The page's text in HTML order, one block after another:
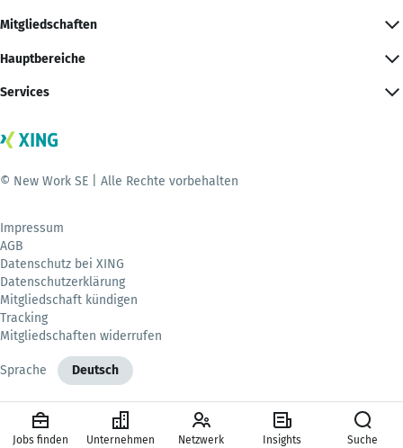
Mitgliedschaften
Hauptbereiche
Services
© New Work SE | Alle Rechte vorbehalten
Impressum
AGB
Datenschutz bei XING
Datenschutzerklärung
Mitgliedschaft kündigen
Tracking
Mitgliedschaften widerrufen
Sprache Deutsch
Jobs finden Unternehmen Netzwerk Insights Suche